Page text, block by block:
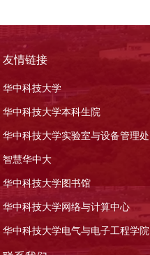
友情链接
华中科技大学
华中科技大学本科生院
华中科技大学实验室与设备管理处
智慧华中大
华中科技大学图书馆
华中科技大学网络与计算中心
华中科技大学电气与电子工程学院